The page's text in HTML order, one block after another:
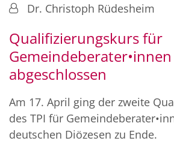
Von:Dr. Christoph Rüdesheim
Qualifizierungskurs für
Gemeindeberater•innen
abgeschlossen
Am 17. April ging der zweite
des TPI für
deutschen Diözesen zu Ende.